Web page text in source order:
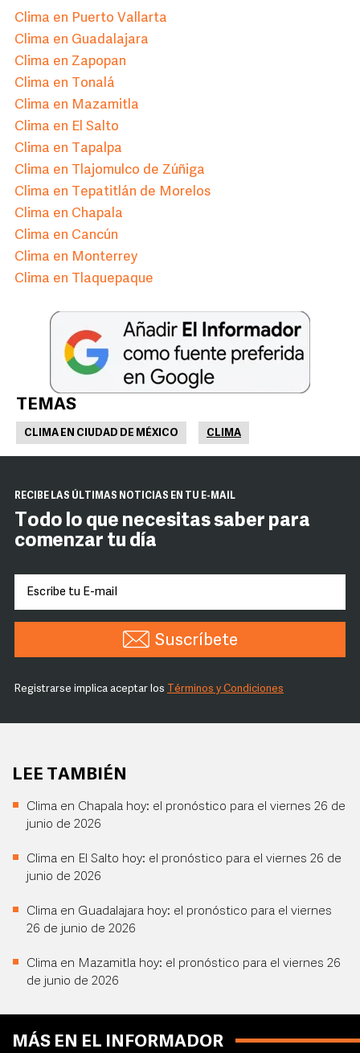
Clima en Puerto Vallarta
Clima en Guadalajara
Clima en Zapopan
Clima en Tonalá
Clima en Mazamitla
Clima en El Salto
Clima en Tapalpa
Clima en Tlajomulco de Zúñiga
Clima en Tepatitlán de Morelos
Clima en Chapala
Clima en Cancún
Clima en Monterrey
Clima en Tlaquepaque
TEMAS
CLIMA EN CIUDAD DE MÉXICO CLIMA
RECIBE LAS ÚLTIMAS NOTICIAS EN TU E-MAIL
Todo lo que necesitas saber para
comenzar tu día
Suscríbete
Registrarse implica aceptar los Términos y Condiciones
LEE TAMBIÉN
Clima en Chapala hoy: el pronóstico para el viernes 26 de
junio de 2026
Clima en El Salto hoy: el pronóstico para el viernes 26 de
junio de 2026
Clima en Guadalajara hoy: el pronóstico para el viernes
26 de junio de 2026
Clima en Mazamitla hoy: el pronóstico para el viernes 26
de junio de 2026
MÁS EN EL INFORMADOR